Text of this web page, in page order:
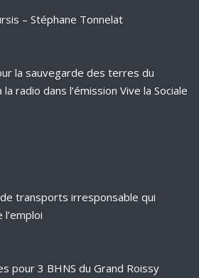
– Stéphane Tonnelat
la sauvegarde des terres du
radio dans l’émission Vive la Sociale
transports irresponsable qui
pour 3 BHNS du Grand Roissy